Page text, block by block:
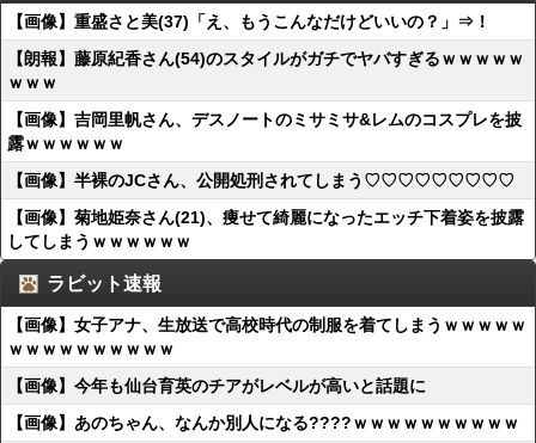
【画像】重盛さと美(37)「え、もうこんなだけどいいの？」⇒！
【朗報】藤原紀香さん(54)のスタイルがガチでヤバすぎるｗｗｗｗｗ
ｗｗｗ
【画像】吉岡里帆さん、デスノートのミサミサ&レムのコスプレを披
露ｗｗｗｗｗｗ
【画像】半裸のJCさん、公開処刑されてしまう♡♡♡♡♡♡♡♡♡
【画像】菊地姫奈さん(21)、痩せて綺麗になったエッチ下着姿を披露
してしまうｗｗｗｗｗｗ
ラビット速報
【画像】女子アナ、生放送で高校時代の制服を着てしまうｗｗｗｗｗ
ｗｗｗｗｗｗｗｗｗｗ
【画像】今年も仙台育英のチアがレベルが高いと話題に
【画像】あのちゃん、なんか別人になる????ｗｗｗｗｗｗｗｗｗｗ